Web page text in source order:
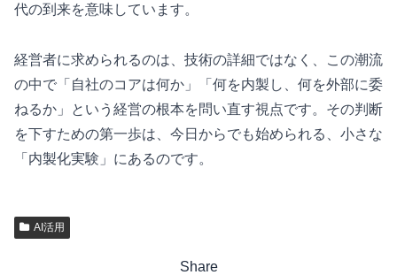
代の到来を意味しています。
経営者に求められるのは、技術の詳細ではなく、この潮流
の中で「自社のコアは何か」「何を内製し、何を外部に委
ねるか」という経営の根本を問い直す視点です。その判断
を下すための第一歩は、今日からでも始められる、小さな
「内製化実験」にあるのです。
AI活用
Share